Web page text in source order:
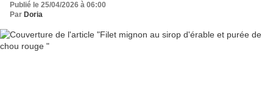
Publié le 25/04/2026 à 06:00
Par Doria